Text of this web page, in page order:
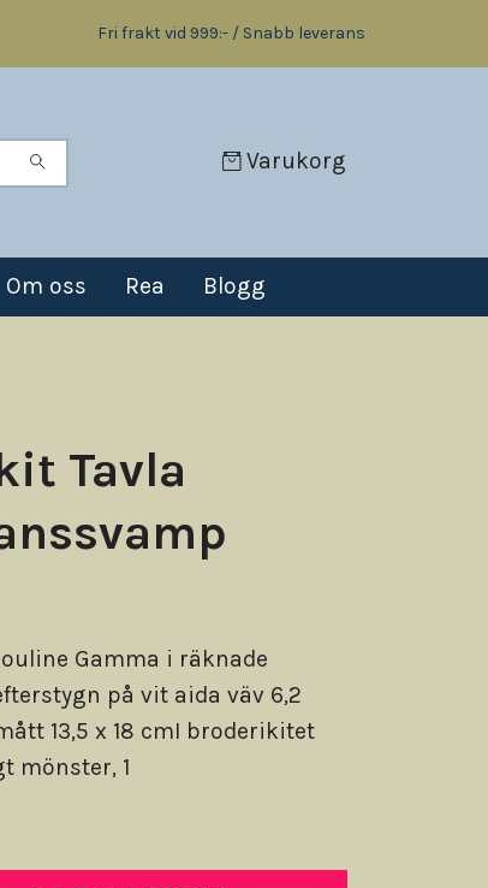
Fri frakt vid 999:- / Snabb leverans
Varukorg
Om oss Rea Blogg
Tavla
Gamma i räknade
på vit aida väv 6,2
13,5 x 18 cmI broderikitet
mönster, 1